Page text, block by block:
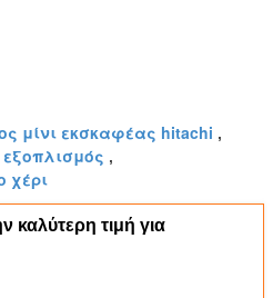
μίνι εκσκαφέας hitachi ,
,
χέρι
καλύτερη τιμή για